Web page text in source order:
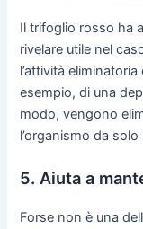
Il trifoglio rosso ha
rivelare utile nel
l’attività
esempio, di una
modo, vengono
l’organismo da
5. Aiuta a
Forse non è una